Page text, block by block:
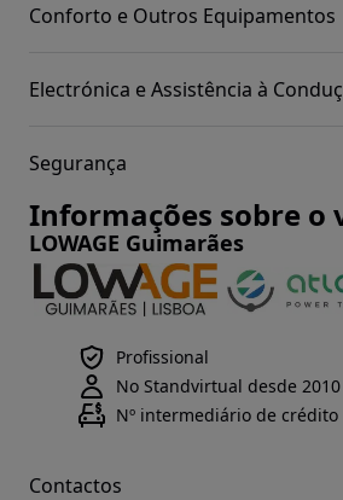
Conforto e Outros Equipamentos
Electrónica e Assistência à
Segurança
Informações sobre o
LOWAGE Guimarães
Profissional
No Standvirtual desde 2010
Nº intermediário de crédito
Contactos